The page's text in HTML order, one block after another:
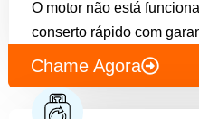
O motor não está
conserto rápido com
Chame Agora